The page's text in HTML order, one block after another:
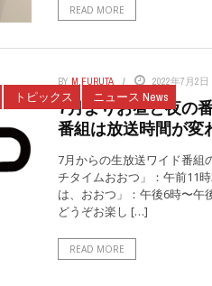
READ MORE
トピックス ニュース News
BY M.FURUTA 2022年7月2日
7月よりお昼と夜の
番組は放送時間が変
7月からの生放送ワイド番組
チタイムおおつ」：午前11
は、おおつ」：午後6時〜午
どうぞお楽し […]
READ MORE